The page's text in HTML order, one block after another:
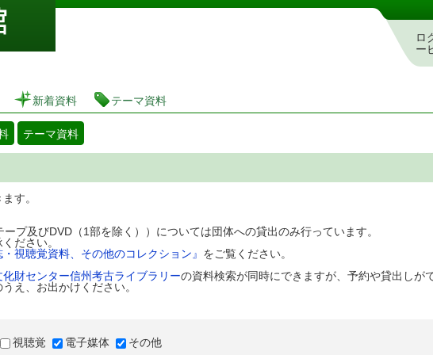
図書館 蔵書検索・予約システム
ロ
ー
新着資料 テーマ資料
テーマ資料
す。
プ及びDVD（1部を除く））については団体への貸出のみ行っています。
ださい。
・視聴覚資料、その他のコレクション』 をご覧ください。
財センター信州考古ライブラリーの資料検索が同時にできますが、予約や貸出しが
え、お出かけください。
視聴覚 電子媒体 その他